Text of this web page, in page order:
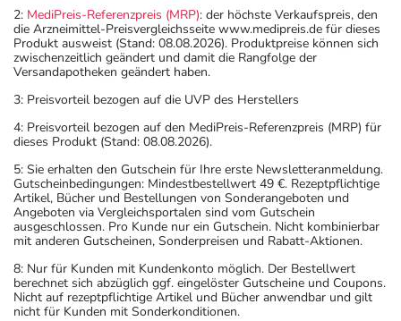
2: MediPreis-Referenzpreis (MRP): der höchste Verkaufspreis, den
die Arzneimittel-Preisvergleichsseite www.medipreis.de für dieses
Produkt ausweist (Stand: 08.08.2026). Produktpreise können sich
zwischenzeitlich geändert und damit die Rangfolge der
Versandapotheken geändert haben.
3: Preisvorteil bezogen auf die UVP des Herstellers
4: Preisvorteil bezogen auf den MediPreis-Referenzpreis (MRP) für
dieses Produkt (Stand: 08.08.2026).
5: Sie erhalten den Gutschein für Ihre erste Newsletteranmeldung.
Gutscheinbedingungen: Mindestbestellwert 49 €. Rezeptpflichtige
Artikel, Bücher und Bestellungen von Sonderangeboten und
Angeboten via Vergleichsportalen sind vom Gutschein
ausgeschlossen. Pro Kunde nur ein Gutschein. Nicht kombinierbar
mit anderen Gutscheinen, Sonderpreisen und Rabatt-Aktionen.
8: Nur für Kunden mit Kundenkonto möglich. Der Bestellwert
berechnet sich abzüglich ggf. eingelöster Gutscheine und Coupons.
Nicht auf rezeptpflichtige Artikel und Bücher anwendbar und gilt
nicht für Kunden mit Sonderkonditionen.